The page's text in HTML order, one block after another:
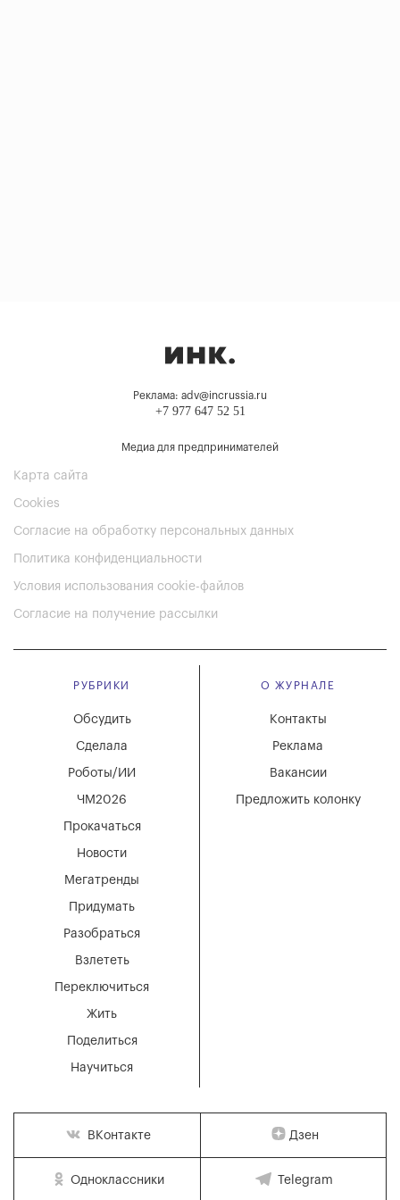
Реклама: adv@incrussia.ru
+7 977 647 52 51
Медиа для предпринимателей
Карта сайта
Cookies
Согласие на обработку персональных данных
Политика конфиденциальности
Условия использования cookie-файлов
Согласие на получение рассылки
РУБРИКИ
Мегатренды
Придумать
Разобраться
Взлететь
Новости
Переключиться
Жить
Поделиться
Научиться
Обсудить
Сделала
Роботы/ИИ
ЧМ2026
Прокачаться
О ЖУРНАЛЕ
Вакансии
Реклама
Контакты
Предложить колонку
ВКонтакте Дзен
Одноклассники Telegram